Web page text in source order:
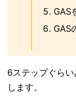
GAS
GAS
6ステップぐら
します。